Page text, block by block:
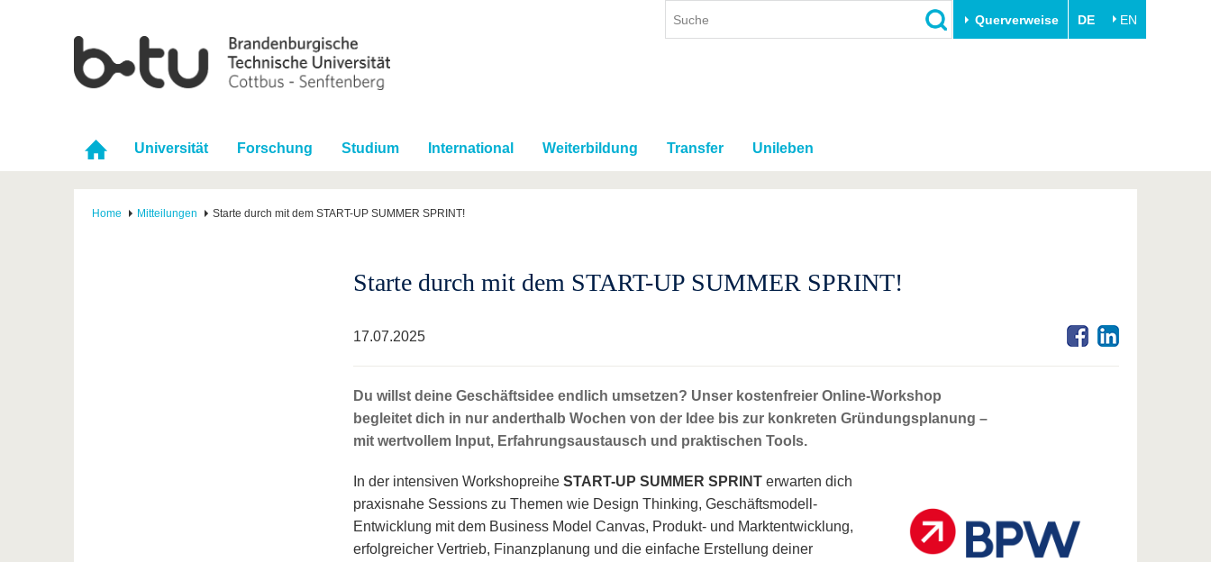
Querverweise DE EN
Universität Forschung Studium International Weiterbildung Transfer Unileben
Home Mitteilungen Starte durch mit dem START-UP SUMMER SPRINT!
Starte durch mit dem START-UP SUMMER SPRINT!
17.07.2025
Du willst deine Geschäftsidee endlich umsetzen? Unser kostenfreier Online-Workshop
begleitet dich in nur anderthalb Wochen von der Idee bis zur konkreten Gründungsplanung –
mit wertvollem Input, Erfahrungsaustausch und praktischen Tools.
In der intensiven Workshopreihe START-UP SUMMER SPRINT erwarten dich
praxisnahe Sessions zu Themen wie Design Thinking, Geschäftsmodell-
Entwicklung mit dem Business Model Canvas, Produkt- und Marktentwicklung,
erfolgreicher Vertrieb, Finanzplanung und die einfache Erstellung deiner